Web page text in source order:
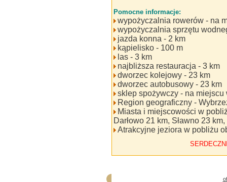
Pomocne informacje:
wypożyczalnia rowerów - na
wypożyczalnia sprzętu
jazda konna - 2 km
kąpielisko - 100 m
las - 3 km
najbliższa restauracja - 3 km
dworzec kolejowy - 23 km
dworzec autobusowy - 23 km
sklep spożywczy - na miejscu
Region geograficzny -
Miasta i miejscowości w
Darłowo 21 km, Sławno 23
Atrakcyjne jeziora w pobliżu